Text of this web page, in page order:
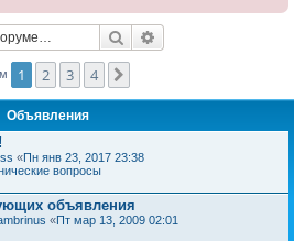
Поиск
1 2 3 4
Объявления
«Пн янв 23, 2017 23:38
вопросы
объявления
«Пт мар 13, 2009 02:01